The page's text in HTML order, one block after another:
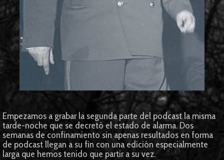
Empezamos a grabar la segunda parte del podcast la misma
tarde-noche que se decretó el estado de alarma. Dos
semanas de confinamiento sin apenas resultados en forma
de podcast llegan a su fin con una edición especialmente
larga que hemos tenido que partir a su vez.